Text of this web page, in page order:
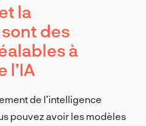
la
des
à
l’IA
de l’intelligence
pouvez avoir les modèles